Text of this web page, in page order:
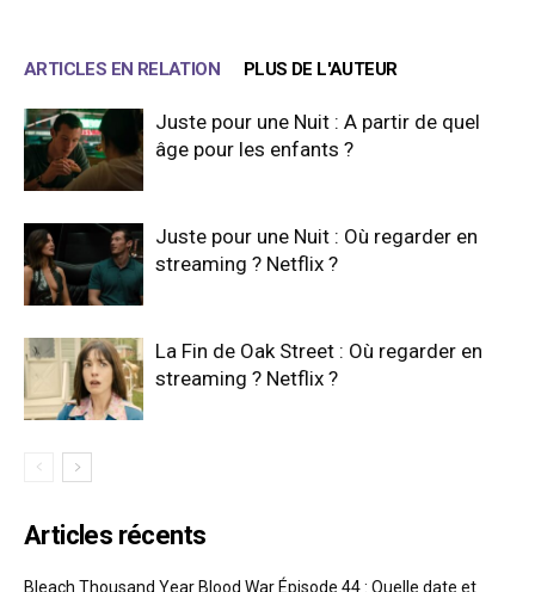
ARTICLES EN RELATION PLUS DE L'AUTEUR
Juste pour une Nuit : A partir de quel
âge pour les enfants ?
Juste pour une Nuit : Où regarder en
streaming ? Netflix ?
La Fin de Oak Street : Où regarder en
streaming ? Netflix ?
Articles récents
Bleach Thousand Year Blood War Épisode 44 : Quelle date et